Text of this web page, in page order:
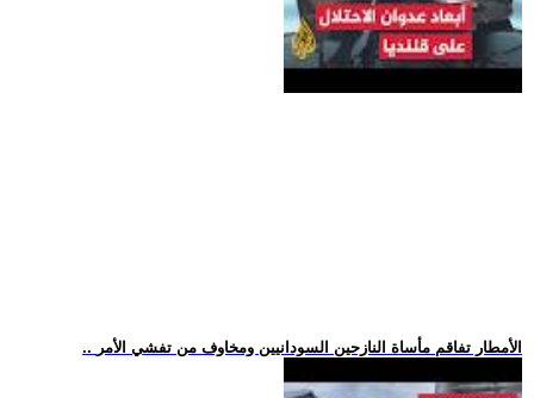
.. الأمطار تفاقم مأساة النازحين السودانيين ومخاوف من تفشي الأمر